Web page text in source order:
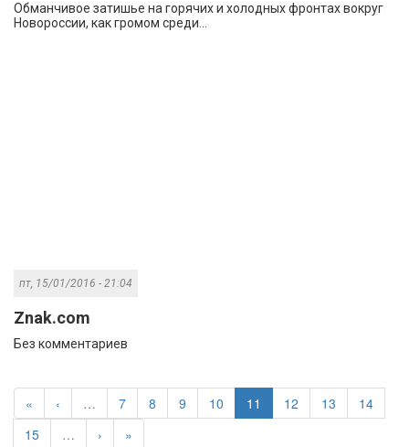
Обманчивое затишье на горячих и холодных фронтах вокруг
Новороссии, как громом среди...
пт, 15/01/2016 - 21:04
Znak.com
Без комментариев
« ‹ … 7 8 9 10 11 12 13
14
15
… › »